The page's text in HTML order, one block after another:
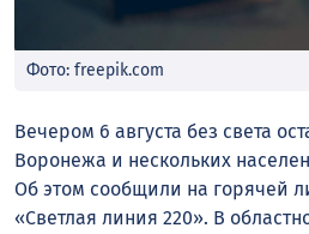
Фото: freepik.com
Вечером 6 августа без света
Воронежа и нескольких
Об этом сообщили на горячей
«Светлая линия 220». В